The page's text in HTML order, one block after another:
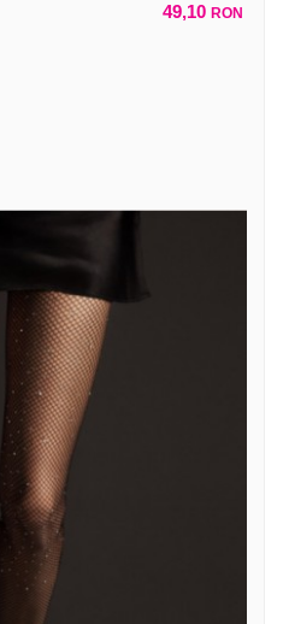
49,10 RON